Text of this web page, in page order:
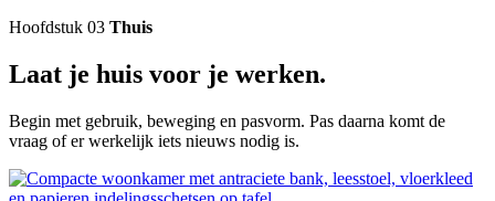
Hoofdstuk 03 Thuis
Laat je huis voor je werken.
Begin met gebruik, beweging en pasvorm. Pas daarna komt de
vraag of er werkelijk iets nieuws nodig is.